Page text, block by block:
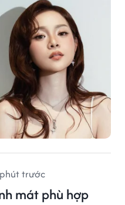
trước
mát phù hợp